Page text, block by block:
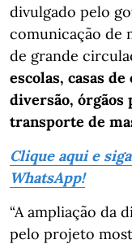
divulgado pelo
comunicação de
de grande
escolas, casas
diversão, órgãos
transporte de
Clique aqui e
WhatsApp!
“A ampliação da
pelo projeto